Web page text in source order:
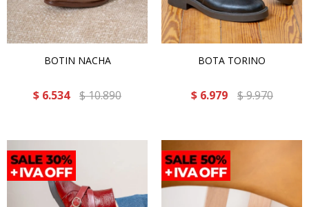
BOTIN NACHA
$ 6.534 $10.890
BOTA TORINO
$ 6.979 $9.970